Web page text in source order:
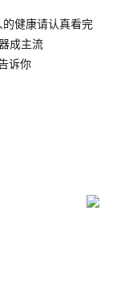
健康请认真看完
成主流
诉你